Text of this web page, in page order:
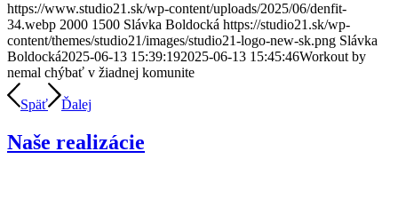
https://www.studio21.sk/wp-content/uploads/2025/06/denfit-
34.webp 2000 1500 Slávka Boldocká https://studio21.sk/wp-
content/themes/studio21/images/studio21-logo-new-sk.png Slávka
Boldocká2025-06-13 15:39:192025-06-13 15:45:46Workout by
nemal chýbať v žiadnej komunite
Späť Ďalej
Naše realizácie